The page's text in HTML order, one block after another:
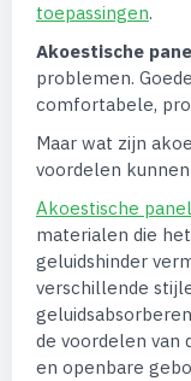
toepassingen.
Akoestische
problemen.
comfortabele,
Maar wat zijn
voordelen
Akoestische
materialen die
geluidshinder
verschillende
de voordelen van
en openbare